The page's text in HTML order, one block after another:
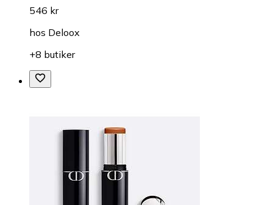
546 kr
hos Deloox
+8 butiker